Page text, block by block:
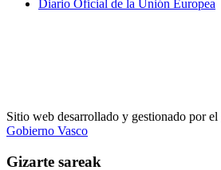
Diario Oficial de la Unión Europea
Sitio web desarrollado y gestionado por el
Gobierno Vasco
Gizarte sareak